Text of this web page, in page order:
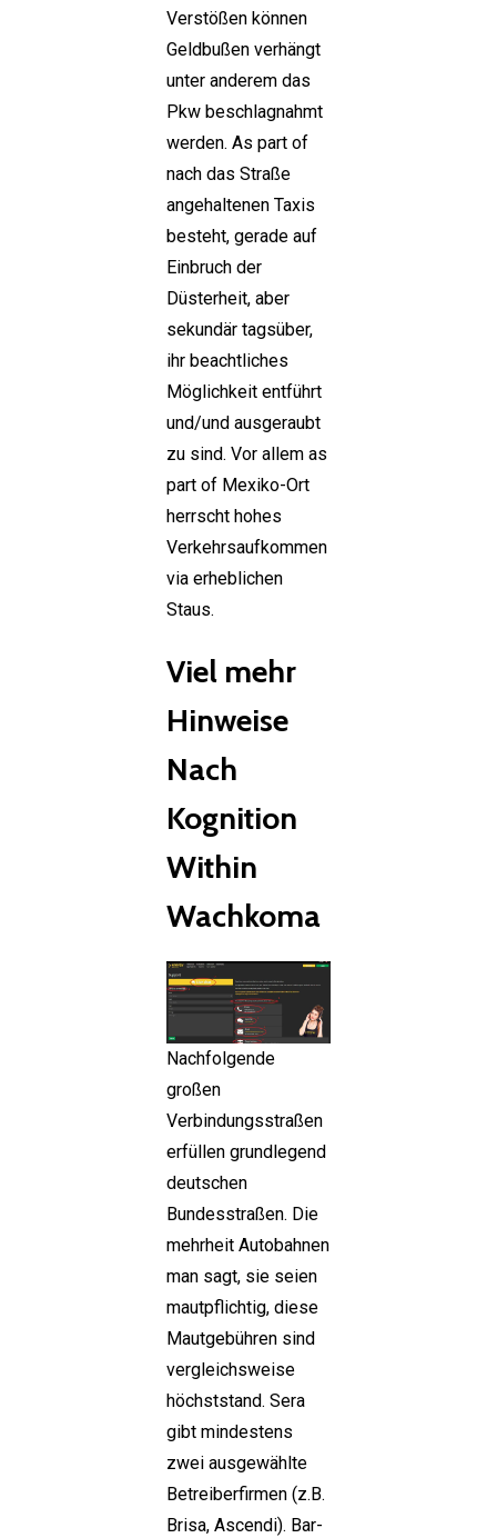
Verstößen können
Geldbußen verhängt
unter anderem das
Pkw beschlagnahmt
werden. As part of
nach das Straße
angehaltenen Taxis
besteht, gerade auf
Einbruch der
Düsterheit, aber
sekundär tagsüber,
ihr beachtliches
Möglichkeit entführt
und/und ausgeraubt
zu sind. Vor allem as
part of Mexiko-Ort
herrscht hohes
Verkehrsaufkommen
via erheblichen
Staus.
Viel mehr
Hinweise
Nach
Kognition
Within
Wachkoma
Nachfolgende
großen
Verbindungsstraßen
erfüllen grundlegend
deutschen
Bundesstraßen. Die
mehrheit Autobahnen
man sagt, sie seien
mautpflichtig, diese
Mautgebühren sind
vergleichsweise
höchststand. Sera
gibt mindestens
zwei ausgewählte
Betreiberfirmen (z.B.
Brisa, Ascendi). Bar-